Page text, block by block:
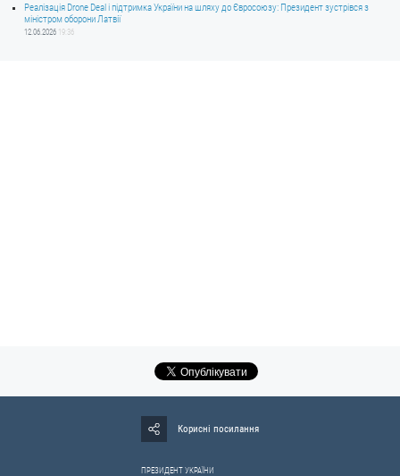
Реалізація Drone Deal і підтримка України на шляху до Євросоюзу: Президент зустрівся з
міністром оборони Латвії
12.06.2026 19:36
Корисні посилання
ПРЕЗИДЕНТ УКРАЇНИ